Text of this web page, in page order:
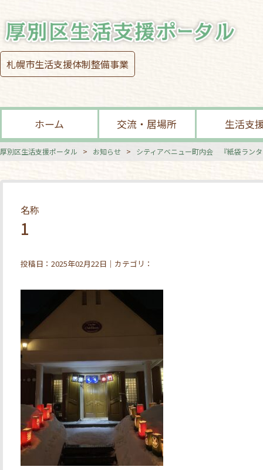
札幌市生活支援体制整備事業
ホーム 交流・居場所 生活支
厚別区生活支援ポータル > お知らせ > シティアベニュー町内会 『紙袋ラン
名称
1
投稿日：2025年02月22日｜カテゴリ：